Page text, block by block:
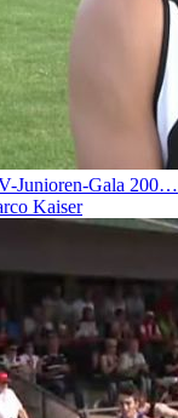
Junioren-Gala 200…
Kaiser